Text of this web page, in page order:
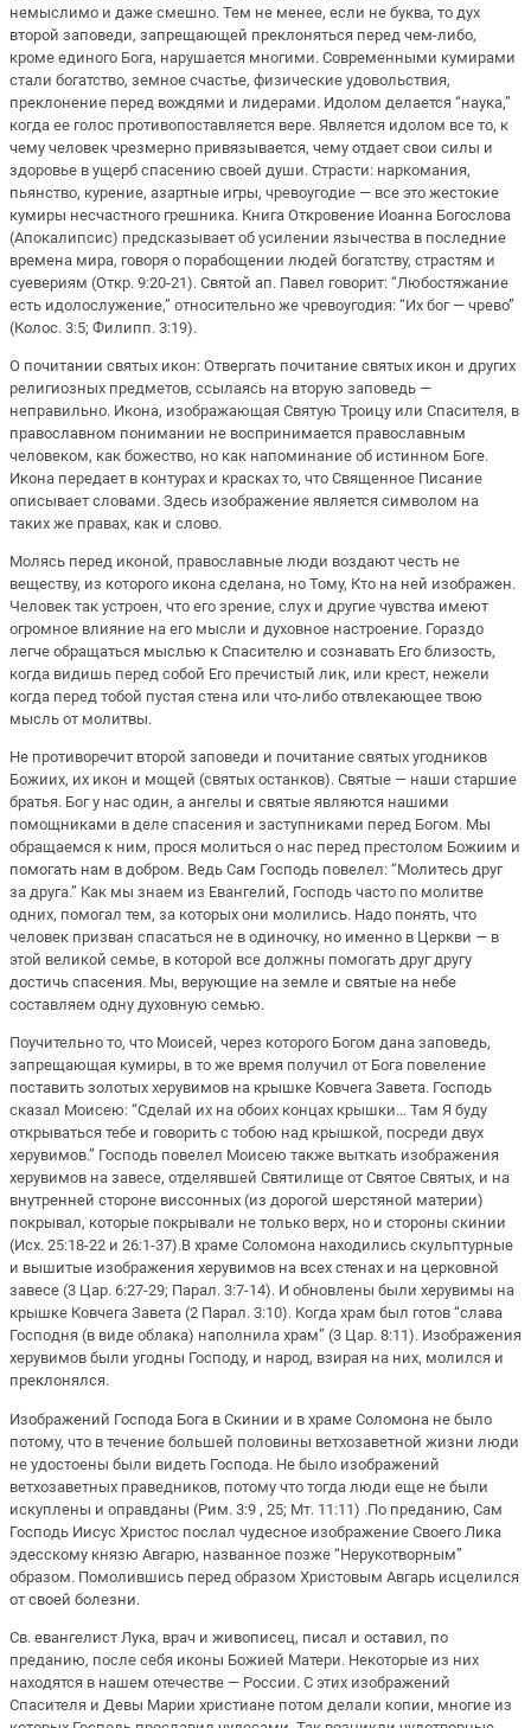
немыслимо и даже смешно. Тем не менее, если не буква, то дух
второй заповеди, запрещающей преклоняться перед чем-либо,
кроме единого Бога, нарушается многими. Современными кумирами
стали богатство, земное счастье, физические удовольствия,
преклонение перед вождями и лидерами. Идолом делается “наука,”
когда ее голос противопоставляется вере. Является идолом все то, к
чему человек чрезмерно привязывается, чему отдает свои силы и
здоровье в ущерб спасению своей души. Страсти: наркомания,
пьянство, курение, азартные игры, чревоугодие — все это жестокие
кумиры несчастного грешника. Книга Откровение Иоанна Богослова
(Апокалипсис) предсказывает об усилении язычества в последние
времена мира, говоря о порабощении людей богатству, страстям и
суевериям (Откр. 9:20-21). Святой ап. Павел говорит: “Любостяжание
есть идолослужение,” относительно же чревоугодия: “Их бог — чрево”
(Колос. 3:5; Филипп. 3:19).
О почитании святых икон: Отвергать почитание святых икон и других
религиозных предметов, ссылаясь на вторую заповедь —
неправильно. Икона, изображающая Святую Троицу или Спасителя, в
православном понимании не воспринимается православным
человеком, как божество, но как напоминание об истинном Боге.
Икона передает в контурах и красках то, что Священное Писание
описывает словами. Здесь изображение является символом на
таких же правах, как и слово.
Молясь перед иконой, православные люди воздают честь не
веществу, из которого икона сделана, но Тому, Кто на ней изображен.
Человек так устроен, что его зрение, слух и другие чувства имеют
огромное влияние на его мысли и духовное настроение. Гораздо
легче обращаться мыслью к Спасителю и сознавать Его близость,
когда видишь перед собой Его пречистый лик, или крест, нежели
когда перед тобой пустая стена или что-либо отвлекающее твою
мысль от молитвы.
Не противоречит второй заповеди и почитание святых угодников
Божиих, их икон и мощей (святых останков). Святые — наши старшие
братья. Бог у нас один, а ангелы и святые являются нашими
помощниками в деле спасения и заступниками перед Богом. Мы
обращаемся к ним, прося молиться о нас перед престолом Божиим и
помогать нам в добром. Ведь Сам Господь повелел: “Молитесь друг
за друга.” Как мы знаем из Евангелий, Господь часто по молитве
одних, помогал тем, за которых они молились. Надо понять, что
человек призван спасаться не в одиночку, но именно в Церкви — в
этой великой семье, в которой все должны помогать друг другу
достичь спасения. Мы, верующие на земле и святые на небе
составляем одну духовную семью.
Поучительно то, что Моисей, через которого Богом дана заповедь,
запрещающая кумиры, в то же время получил от Бога повеление
поставить золотых херувимов на крышке Ковчега Завета. Господь
сказал Моисею: “Сделай их на обоих концах крышки… Там Я буду
открываться тебе и говорить с тобою над крышкой, посреди двух
херувимов.” Господь повелел Моисею также выткать изображения
херувимов на завесе, отделявшей Святилище от Святое Святых, и на
внутренней стороне виссонных (из дорогой шерстяной материи)
покрывал, которые покрывали не только верх, но и стороны скинии
(Исх. 25:18-22 и 26:1-37).В храме Соломона находились скульптурные
и вышитые изображения херувимов на всех стенах и на церковной
завесе (3 Цар. 6:27-29; Парал. 3:7-14). И обновлены были херувимы на
крышке Ковчега Завета (2 Парал. 3:10). Когда храм был готов “слава
Господня (в виде облака) наполнила храм” (3 Цар. 8:11). Изображения
херувимов были угодны Господу, и народ, взирая на них, молился и
преклонялся.
Изображений Господа Бога в Скинии и в храме Соломона не было
потому, что в течение большей половины ветхозаветной жизни люди
не удостоены были видеть Господа. Не было изображений
ветхозаветных праведников, потому что тогда люди еще не были
искуплены и оправданы (Рим. 3:9 , 25; Мт. 11:11) .По преданию, Сам
Господь Иисус Христос послал чудесное изображение Своего Лика
эдесскому князю Авгарю, названное позже “Нерукотворным”
образом. Помолившись перед образом Христовым Авгарь исцелился
от своей болезни.
Св. евангелист Лука, врач и живописец, писал и оставил, по
преданию, после себя иконы Божией Матери. Некоторые из них
находятся в нашем отечестве — России. С этих изображений
Спасителя и Девы Марии христиане потом делали копии, многие из